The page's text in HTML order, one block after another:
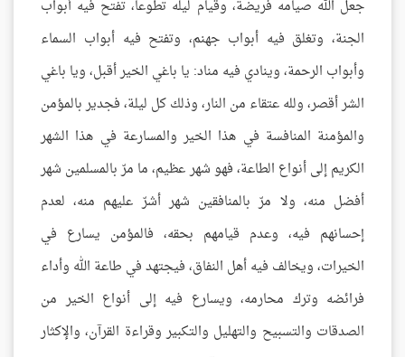
جعل الله صيامه فريضة، وقيام ليله تطوعا، تفتح فيه أبواب
الجنة، وتغلق فيه أبواب جهنم، وتفتح فيه أبواب السماء
وأبواب الرحمة، وينادي فيه مناد: يا باغي الخير أقبل، ويا باغي
الشر أقصر، ولله عتقاء من النار، وذلك كل ليلة، فجدير بالمؤمن
والمؤمنة المنافسة في هذا الخير والمسارعة في هذا الشهر
الكريم إلى أنواع الطاعة، فهو شهر عظيم، ما مرّ بالمسلمين شهر
أفضل منه، ولا مرّ بالمنافقين شهر أشرّ عليهم منه، لعدم
إحسانهم فيه، وعدم قيامهم بحقه، فالمؤمن يسارع في
الخيرات، ويخالف فيه أهل النفاق، فيجتهد في طاعة الله وأداء
فرائضه وترك محارمه، ويسارع فيه إلى أنواع الخير من
الصدقات والتسبيح والتهليل والتكبير وقراءة القرآن، والإكثار